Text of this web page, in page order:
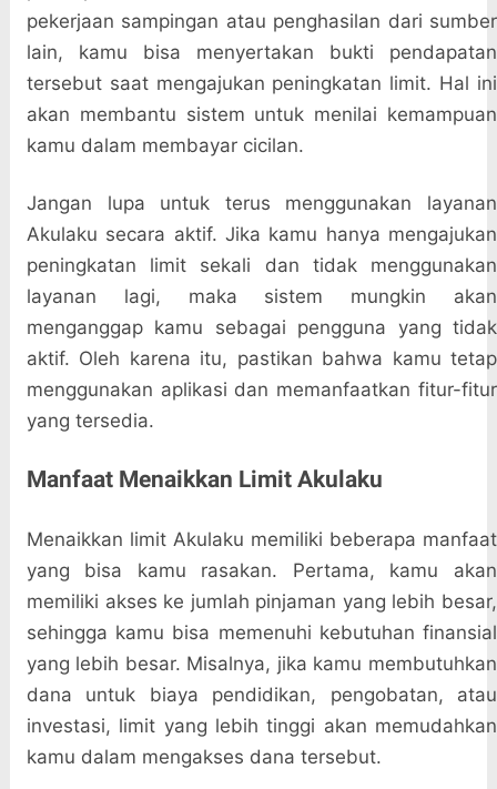
pekerjaan sampingan atau penghasilan dari sumber
lain, kamu bisa menyertakan bukti pendapatan
tersebut saat mengajukan peningkatan limit. Hal ini
akan membantu sistem untuk menilai kemampuan
kamu dalam membayar cicilan.
Jangan lupa untuk terus menggunakan layanan
Akulaku secara aktif. Jika kamu hanya mengajukan
peningkatan limit sekali dan tidak menggunakan
layanan lagi, maka sistem mungkin akan
menganggap kamu sebagai pengguna yang tidak
aktif. Oleh karena itu, pastikan bahwa kamu tetap
menggunakan aplikasi dan memanfaatkan fitur-fitur
yang tersedia.
Manfaat Menaikkan Limit Akulaku
Menaikkan limit Akulaku memiliki beberapa manfaat
yang bisa kamu rasakan. Pertama, kamu akan
memiliki akses ke jumlah pinjaman yang lebih besar,
sehingga kamu bisa memenuhi kebutuhan finansial
yang lebih besar. Misalnya, jika kamu membutuhkan
dana untuk biaya pendidikan, pengobatan, atau
investasi, limit yang lebih tinggi akan memudahkan
kamu dalam mengakses dana tersebut.